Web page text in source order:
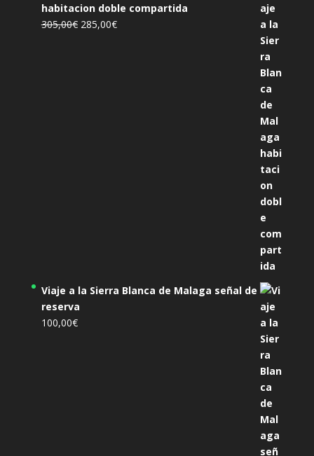
habitacion doble compartida
305,00€ El
285,00€El
Viaje a la Sierra Blanca de Malaga señal de
reserva
100,00€